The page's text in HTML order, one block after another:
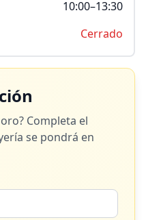
10:00–13:30
Cerrado
Completa el
se pondrá en